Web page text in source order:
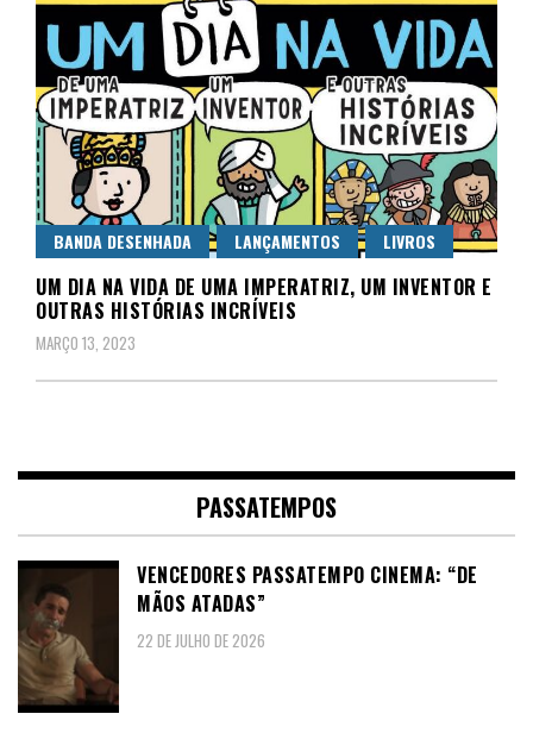
BANDA DESENHADA LANÇAMENTOS LIVROS
UM DIA NA VIDA DE UMA IMPERATRIZ, UM INVENTOR E
OUTRAS HISTÓRIAS INCRÍVEIS
MARÇO 13, 2023
PASSATEMPOS
VENCEDORES PASSATEMPO CINEMA: “DE
MÃOS ATADAS”
22 DE JULHO DE 2026